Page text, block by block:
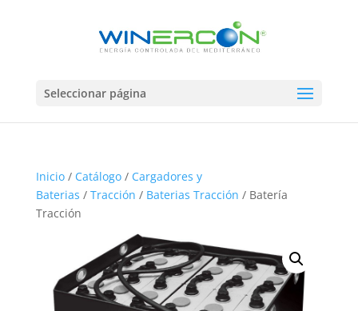
Seleccionar página
Inicio/ Catálogo/ Cargadores y
Baterias / Tracción / Baterias Tracción / Batería
Tracción